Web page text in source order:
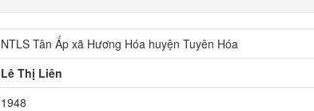
NTLS Tân Ấp xã Hương Hóa huyện Tuyên Hóa
Lê Thị Liên
1948